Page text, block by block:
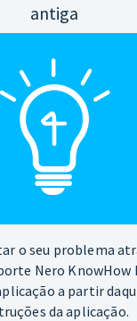
antiga
o seu problema
Nero KnowHow
a partir
da aplicação.